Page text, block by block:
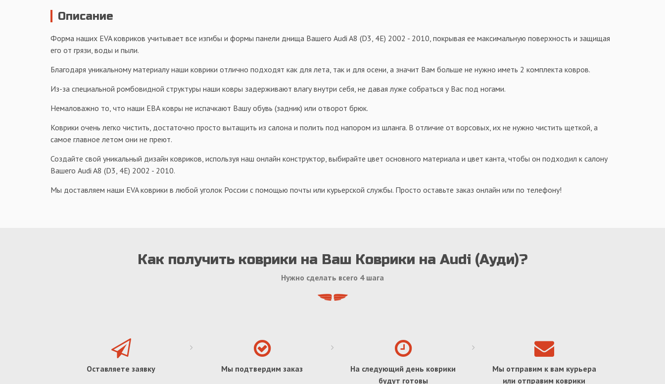
Описание
Форма наших EVA ковриков учитывает все изгибы и формы панели днища Вашего Audi A8 (D3, 4E) 2002 - 2010, покрывая ее максимальную поверхность и защищая
его от грязи, воды и пыли.
Благодаря уникальному материалу наши коврики отлично подходят как для лета, так и для осени, а значит Вам больше не нужно иметь 2 комплекта ковров.
Из-за специальной ромбовидной структуры наши ковры задерживают влагу внутри себя, не давая луже собраться у Вас под ногами.
Немаловажно то, что наши ЕВА ковры не испачкают Вашу обувь (задник) или отворот брюк.
Коврики очень легко чистить, достаточно просто вытащить из салона и полить под напором из шланга. В отличие от ворсовых, их не нужно чистить щеткой, а
самое главное летом они не преют.
Создайте свой уникальный дизайн ковриков, используя наш онлайн конструктор, выбирайте цвет основного материала и цвет канта, чтобы он подходил к салону
Вашего Audi A8 (D3, 4E) 2002 - 2010.
Мы доставляем наши EVA коврики в любой уголок России с помощью почты или курьерской службы. Просто оставьте заказ онлайн или по телефону!
Как получить коврики на Ваш Коврики на Audi (Ауди)?
Нужно сделать всего 4 шага
Оставляете заявку Мы подтвердим заказ
На следующий день коврики
будут готовы
Мы отправим к вам курьера
или отправим коврики